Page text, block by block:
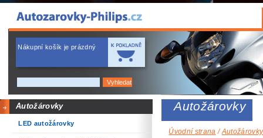
Nákupní košík je prázdný
Autožárovky
LED autožárovky
Autožárovky
Úvodní strana /Autožárovky